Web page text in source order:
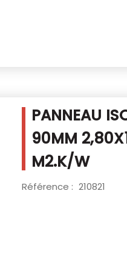
PANNEAU
90MM
M2.K/W
Référence : 210821